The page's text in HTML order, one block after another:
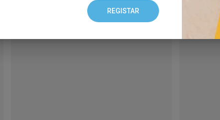
REGISTAR